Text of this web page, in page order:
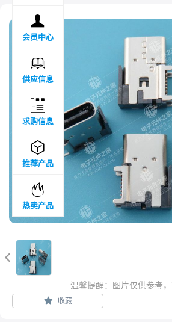

温馨提醒：图片仅供参考
收藏

会员中心

供应信息

求购信息

推荐产品

热卖产品